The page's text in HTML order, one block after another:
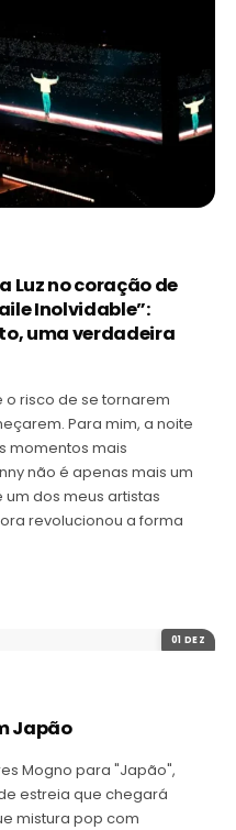
Luz no coração de
Inolvidable”:
uma verdadeira
risco de se tornarem
Para mim, a noite
momentos mais
não é apenas mais um
um dos meus artistas
revolucionou a forma
01 DEZ
Japão
Mogno para "Japão",
estreia que chegará
mistura pop com